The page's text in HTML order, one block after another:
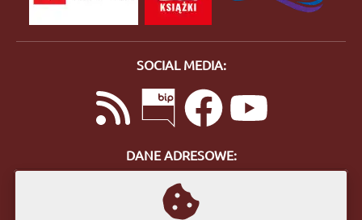
SOCIAL MEDIA:
DANE ADRESOWE:
ul. Bohaterów Getta 10
57-400 Nowa Ruda